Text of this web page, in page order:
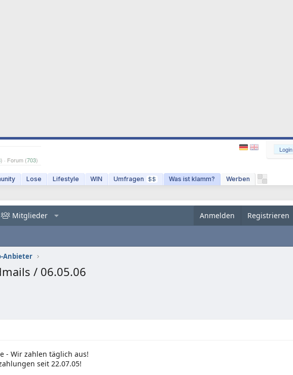
) · Forum (703)
Lose Lifestyle WIN Umfragen $$ Was ist klamm? Werben
Login
Mitglieder Anmelden Registrieren
Anbieter
/ 06.05.06
- Wir zahlen täglich aus!
seit 22.07.05!